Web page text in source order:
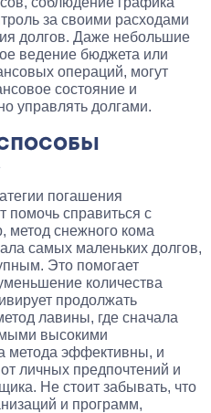
за своими расходами
долгов. Даже небольшие
ведение бюджета или
операций, могут
состояние и
управлять долгами.
погашения
помочь справиться с
метод снежного кома
самых маленьких долгов,
Это помогает
количества
продолжать
лавины, где сначала
высокими
метода эффективны, и
личных предпочтений и
Не стоит забывать, что
и программ,